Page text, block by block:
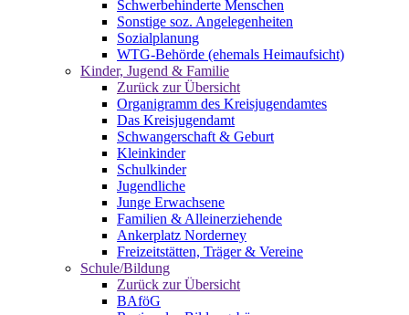
Schwerbehinderte Menschen
Sonstige soz. Angelegenheiten
Sozialplanung
WTG-Behörde (ehemals Heimaufsicht)
Kinder, Jugend & Familie
Zurück zur Übersicht
Organigramm des Kreisjugendamtes
Das Kreisjugendamt
Schwangerschaft & Geburt
Kleinkinder
Schulkinder
Jugendliche
Junge Erwachsene
Familien & Alleinerziehende
Ankerplatz Norderney
Freizeitstätten, Träger & Vereine
Schule/Bildung
Zurück zur Übersicht
BAföG